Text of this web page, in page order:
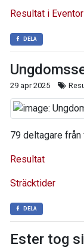
Resultat i Eventor
DELA
29 apr 2025
79 deltagare
Resultat
Sträcktider
DELA
Ester tog